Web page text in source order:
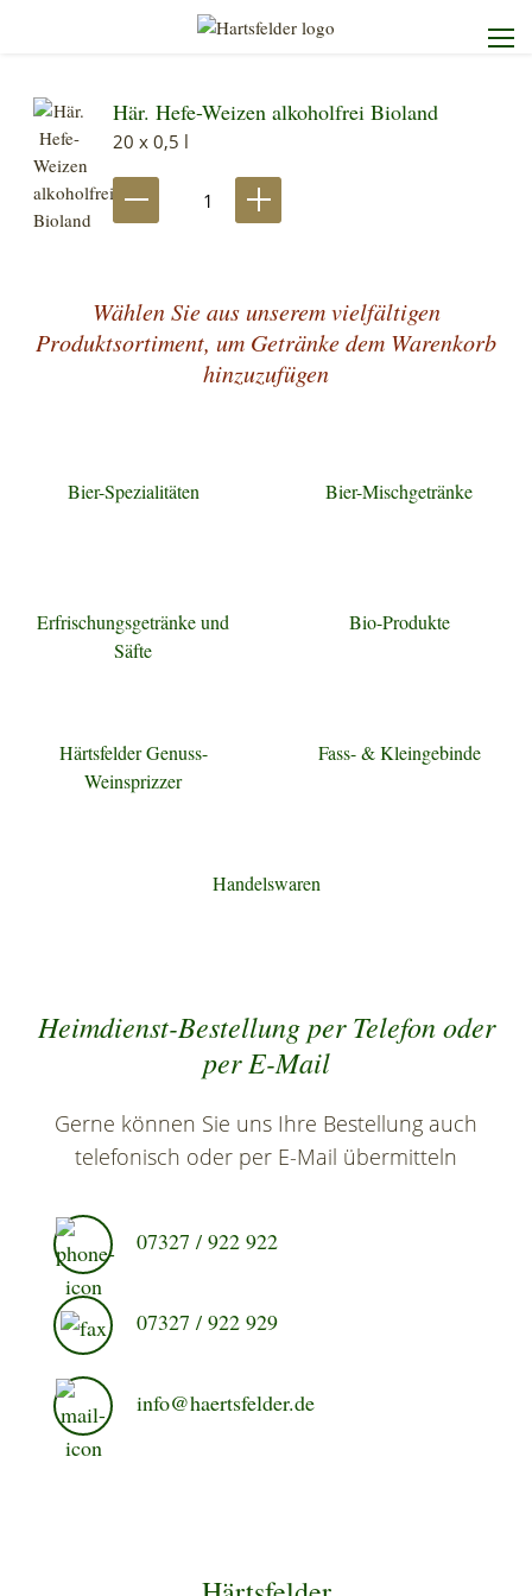
Startseite
Die Brauerei
Unser Service
Här. Hefe-Weizen alkoholfrei Bioland
20 x 0,5 l
Wählen Sie aus unserem vielfältigen
Produktsortiment, um Getränke dem Warenkorb
hinzuzufügen
Bier-Spezialitäten Bier-Mischgetränke
Erfrischungsgetränke und
Säfte
Bio-Produkte
Härtsfelder Genuss-
Weinsprizzer
Fass- & Kleingebinde
Handelswaren
Heimdienst-Bestellung per Telefon oder
per E-Mail
Gerne können Sie uns Ihre Bestellung auch
telefonisch oder per E-Mail übermitteln
07327 / 922 922
07327 / 922 929
info@haertsfelder.de